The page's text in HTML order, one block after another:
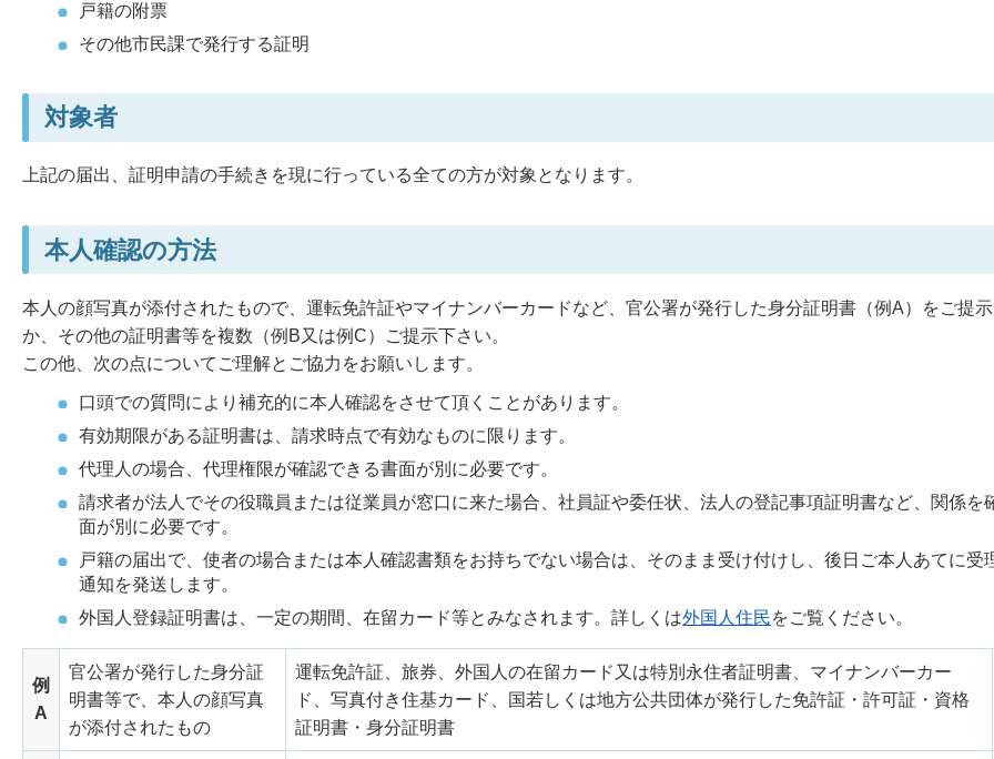
戸籍の附票
その他市民課で発行する証明
対象者
上記の届出、証明申請の手続きを現に行っている全ての方が対象となります。
本人確認の方法
本人の顔写真が添付されたもので、運転免許証やマイナンバーカードなど、官公署が発行した身分証明書（例A）をご提
か、その他の証明書等を複数（例B又は例C）ご提示下さい。
この他、次の点についてご理解とご協力をお願いします。
口頭での質問により補充的に本人確認をさせて頂くことがあります。
有効期限がある証明書は、請求時点で有効なものに限ります。
代理人の場合、代理権限が確認できる書面が別に必要です。
請求者が法人でその役職員または従業員が窓口に来た場合、社員証や委任状、法人の登記事項証明書など、関係を
面が別に必要です。
戸籍の届出で、使者の場合または本人確認書類をお持ちでない場合は、そのまま受け付けし、後日ご本人あてに受
通知を発送します。
外国人登録証明書は、一定の期間、在留カード等とみなされます。詳しくは外国人住民をご覧ください。
例
A
官公署が発行した身分証
明書等で、本人の顔写真
が添付されたもの
運転免許証、旅券、外国人の在留カード又は特別永住者証明書、マイナンバーカー
ド、写真付き住基カード、国若しくは地方公共団体が発行した免許証・許可証・資格
証明書・身分証明書